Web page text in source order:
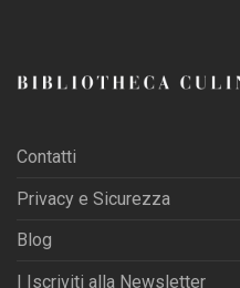
Contatti
Privacy e Sicurezza
Blog
| Iscriviti alla Newsletter